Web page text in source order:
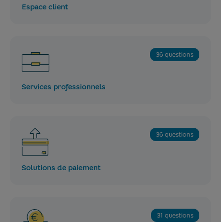
Espace client
36 questions
Services professionnels
36 questions
Solutions de paiement
31 questions